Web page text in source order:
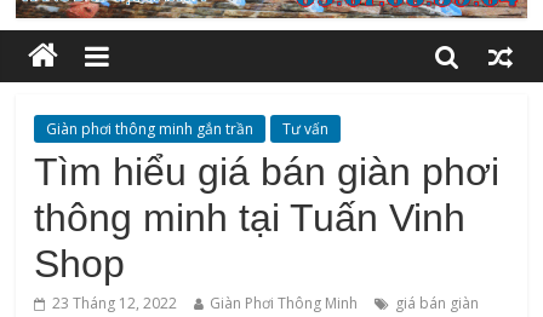
Giàn phơi thông minh gắn trần Tư vấn
Tìm hiểu giá bán giàn phơi
thông minh tại Tuấn Vinh
Shop
23 Tháng 12, 2022 Giàn Phơi Thông Minh
giá bán giàn